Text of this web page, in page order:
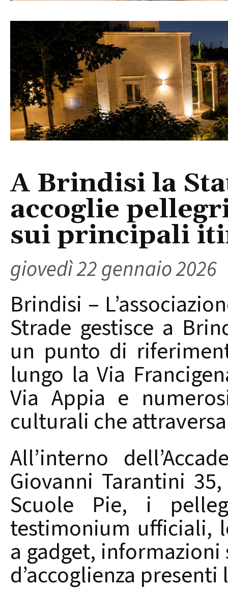
A Brindisi la
accoglie
sui principali
giovedì 22 gennaio 2026
Brindisi –
Strade gestisce a
un punto di
lungo la Via
Via Appia e
culturali che
All’interno
Giovanni Tarantini
Scuole Pie, i
testimonium ufficiali,
a gadget,
d’accoglienza